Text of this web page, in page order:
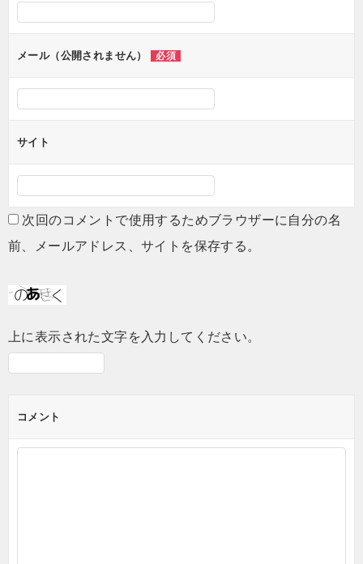
メール（公開されません） 必須
サイト
次回のコメントで使用するためブラウザーに自分の名
前、メールアドレス、サイトを保存する。
上に表示された文字を入力してください。
コメント